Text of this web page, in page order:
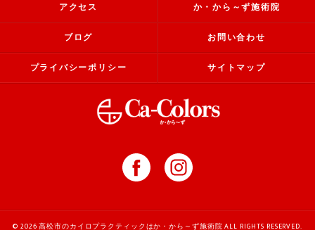
アクセス か・から～ず施術院
ブログ お問い合わせ
プライバシーポリシー サイトマップ
© 2026 高松市のカイロプラクティックはか・から～ず施術院 ALL RIGHTS RESERVED.